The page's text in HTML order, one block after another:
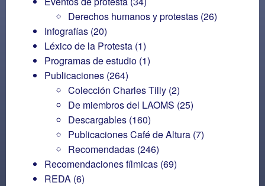
Derechos humanos y protestas (26)
Infografías (20)
Léxico de la Protesta (1)
Programas de estudio (1)
Publicaciones (264)
Colección Charles Tilly (2)
De miembros del LAOMS (25)
Descargables (160)
Publicaciones Café de Altura (7)
Recomendadas (246)
Recomendaciones fílmicas (69)
REDA (6)